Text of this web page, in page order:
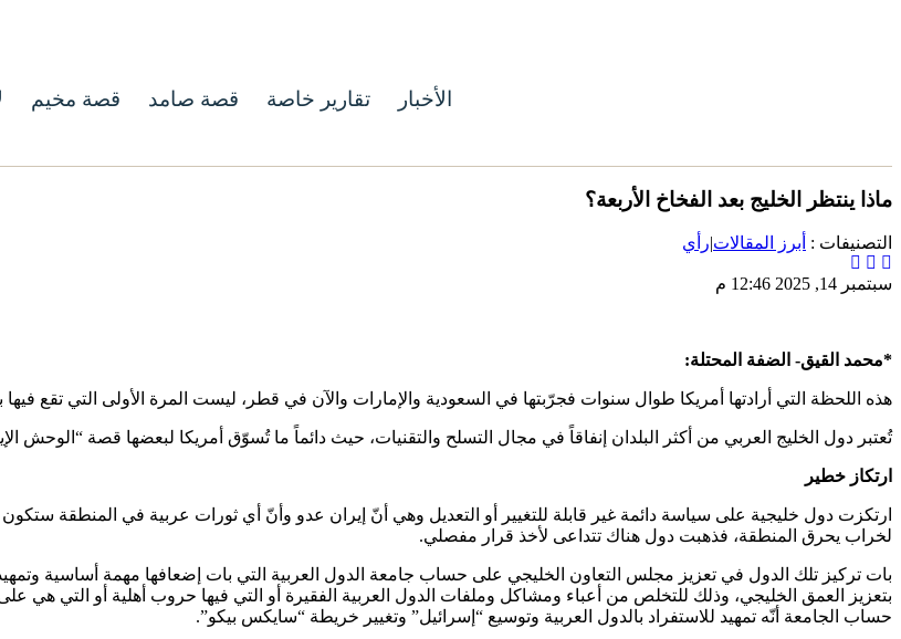
الأخبار تقارير خاصة قصة صامد قصة مخيم
ماذا ينتظر الخليج بعد الفخاخ الأربعة؟
التصنيفات : أبرز المقالات|رأي
سبتمبر 14, 2025 12:46 م
*محمد القيق- الضفة المحتلة:
هذه اللحظة التي أرادتها أمريكا طوال سنوات فجرّبتها في السعودية والإمارات والآن في قطر، ليست المرة الأولى التي تقع فيها
تُعتبر دول الخليج العربي من أكثر البلدان إنفاقاً في مجال التسلح والتقنيات، حيث دائماً ما تُسوّق أمريكا لبعضها قصة “الوحش
ارتكاز خطير
ارتكزت دول خليجية على سياسة دائمة غير قابلة للتغيير أو التعديل وهي أنّ إيران عدو وأنّ أي ثورات عربية في المنطقة
لخراب يحرق المنطقة، فذهبت دول هناك تتداعى لأخذ قرار مفصلي.
بات تركيز تلك الدول في تعزيز مجلس التعاون الخليجي على حساب جامعة الدول العربية التي بات إضعافها مهمة أساسية
بتعزيز العمق الخليجي، وذلك للتخلص من أعباء ومشاكل وملفات الدول العربية الفقيرة أو التي فيها حروب أهلية أو التي
حساب الجامعة أنّه تمهيد للاستفراد بالدول العربية وتوسيع “إسرائيل” وتغيير خريطة “سايكس بيكو”.